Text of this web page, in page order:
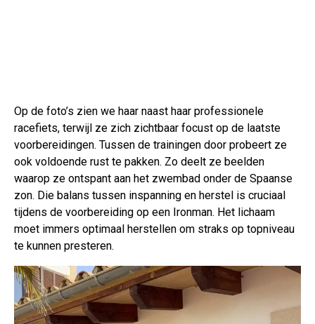
Op de foto’s zien we haar naast haar professionele
racefiets, terwijl ze zich zichtbaar focust op de laatste
voorbereidingen. Tussen de trainingen door probeert ze
ook voldoende rust te pakken. Zo deelt ze beelden
waarop ze ontspant aan het zwembad onder de Spaanse
zon. Die balans tussen inspanning en herstel is cruciaal
tijdens de voorbereiding op een Ironman. Het lichaam
moet immers optimaal herstellen om straks op topniveau
te kunnen presteren.